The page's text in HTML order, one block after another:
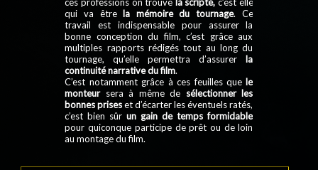
qui va êtrela mémoire du tournage. Ce
travail est indispensable pour assurer la
bonne conception du film, c’est grâce aux
multiples rapports rédigés tout au long du
tournage, qu’elle permettra d’assurer la
continuité narrative du film.
C’est notamment grâce à ces feuilles quele
monteursera à même de sélectionner les
bonnes priseset d’écarter les éventuels ratés,
c’est bien sûrun gain de temps formidable
pour quiconque participe de prêt ou de loin
au montage du film.